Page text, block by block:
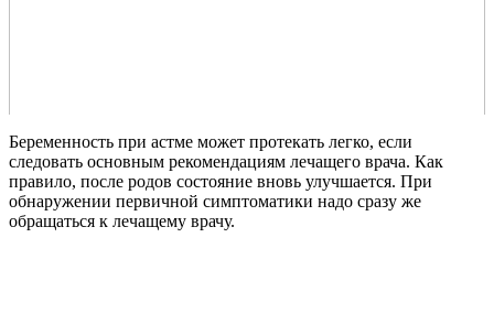
Беременность при астме может протекать легко, если
следовать основным рекомендациям лечащего врача. Как
правило, после родов состояние вновь улучшается. При
обнаружении первичной симптоматики надо сразу же
обращаться к лечащему врачу.